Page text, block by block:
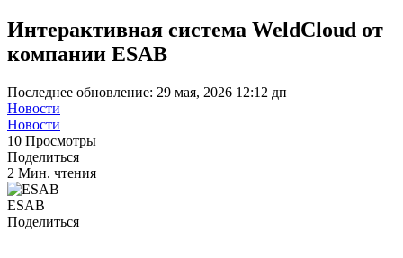
Интерактивная система WeldCloud от
компании ESAB
Последнее обновление: 29 мая, 2026 12:12 дп
Новости
Новости
10 Просмотры
Поделиться
2 Мин. чтения
ESAB
Поделиться